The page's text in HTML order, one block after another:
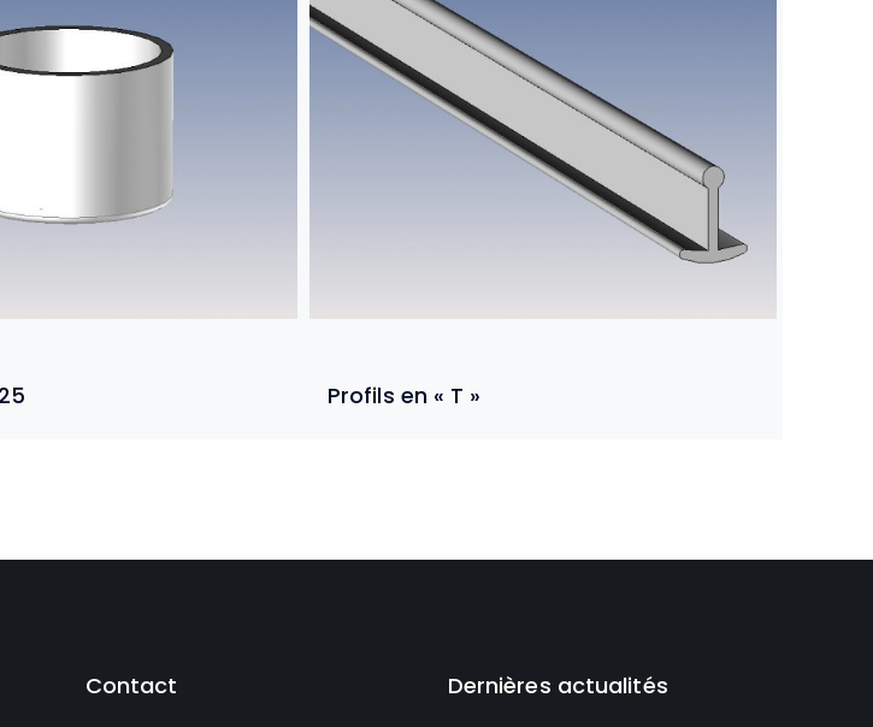
Profils en « T »
Contact Dernières actualités